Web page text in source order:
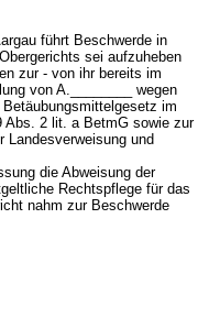
führt Beschwerde in
sei aufzuheben
zur - von ihr bereits im
von A.________ wegen
im
Abs. 2 lit. a BetmG sowie zur
Landesverweisung und
die Abweisung der
Rechtspflege für das
nahm zur Beschwerde